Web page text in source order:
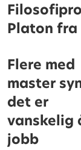
Platon
Flere med
master
det er
vanskelig
jobb